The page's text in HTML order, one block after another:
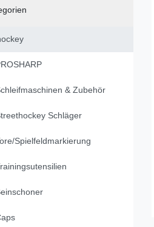
& Zubehör
Schläger
Spielfeldmarkierung